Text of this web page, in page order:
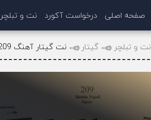
صفحه اصلی درخواست آکورد نت و تبلچر
نت و تبلچر گیتار نت گیتار آهنگ 209 از شاهین نجفی